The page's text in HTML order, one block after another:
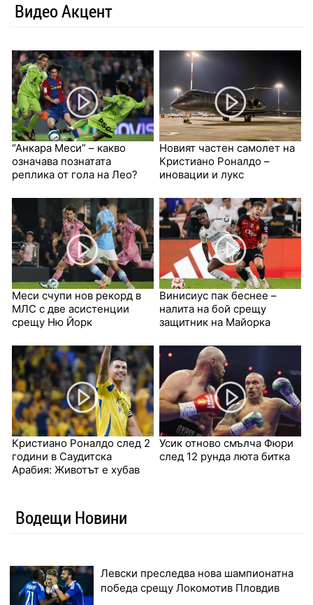
Видео Акцент
“Анкара Меси” – какво
означава познатата
реплика от гола на Лео?
Новият частен самолет на
Кристиано Роналдо –
иновации и лукс
Меси счупи нов рекорд в
МЛС с две асистенции
срещу Ню Йорк
Винисиус пак беснее –
налита на бой срещу
защитник на Майорка
Кристиано Роналдо след 2
години в Саудитска
Арабия: Животът е хубав
Усик отново смълча Фюри
след 12 рунда люта битка
Водещи Новини
Левски преследва нова шампионатна
победа срещу Локомотив Пловдив